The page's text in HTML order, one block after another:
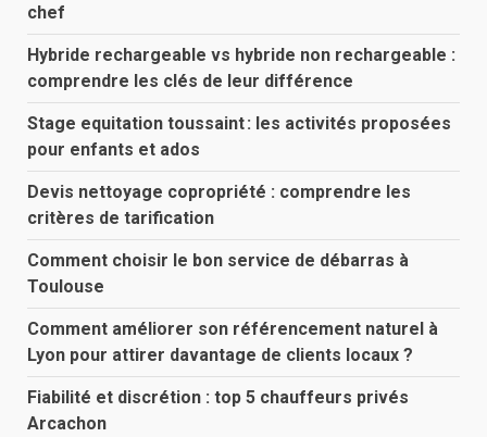
chef
Hybride rechargeable vs hybride non rechargeable :
comprendre les clés de leur différence
Stage equitation toussaint : les activités proposées
pour enfants et ados
Devis nettoyage copropriété : comprendre les
critères de tarification
Comment choisir le bon service de débarras à
Toulouse
Comment améliorer son référencement naturel à
Lyon pour attirer davantage de clients locaux ?
Fiabilité et discrétion : top 5 chauffeurs privés
Arcachon